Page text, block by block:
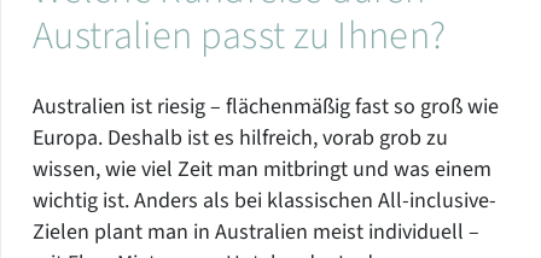
Australien passt zu Ihnen?
Australien ist riesig – flächenmäßig fast so groß wie
Europa. Deshalb ist es hilfreich, vorab grob zu
wissen, wie viel Zeit man mitbringt und was einem
wichtig ist. Anders als bei klassischen All-inclusive-
Zielen plant man in Australien meist individuell –